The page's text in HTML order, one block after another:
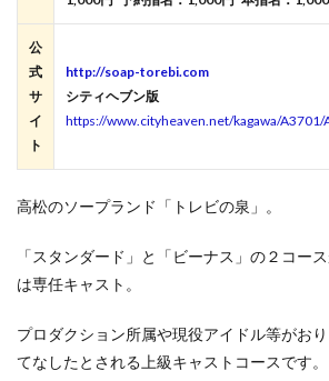
公
式
サ
イ
ト
http://soap-torebi.com
シティヘブン版
https://www.cityheaven.net/kagawa/
高松のソープランド「トレビの泉」。
「スタンダード」と「ビーナス」の２コー
は専任キャスト。
プロダクション所属や現役アイドル等がお
てなしたとされる上級キャストコースです。